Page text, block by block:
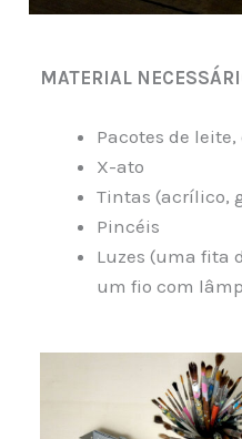
MATERIAL
Pacotes de
X-ato
Tintas (acrílico,
Pincéis
Luzes (uma fita
um fio com